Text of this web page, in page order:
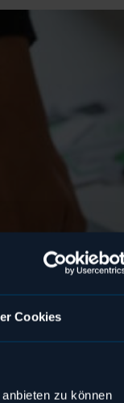
Cookies
zu können